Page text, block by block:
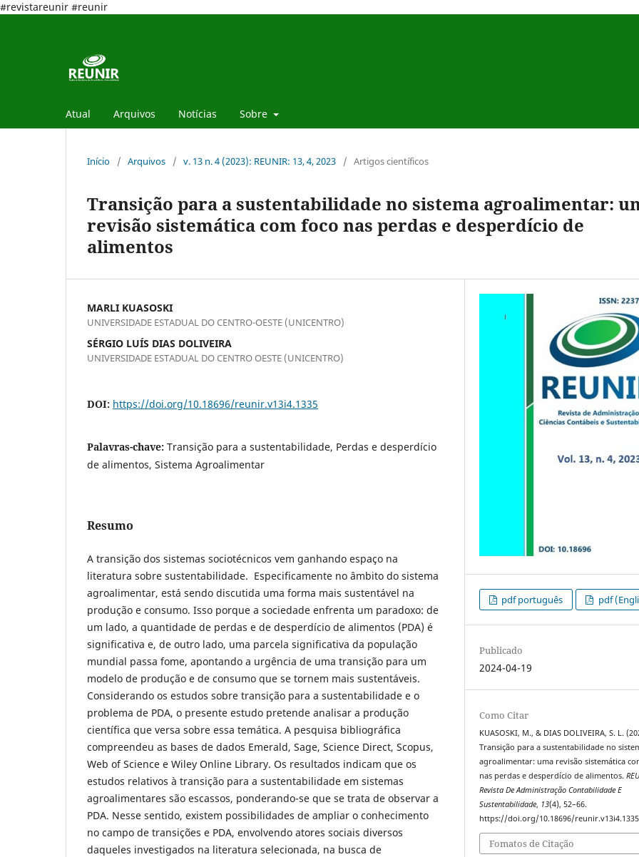
#revistareunir #reunir
Atual Arquivos Notícias Sobre
Início / Arquivos / v. 13 n. 4 (2023): REUNIR: 13, 4, 2023 / Artigos científicos
Transição para a sustentabilidade no sistema agroalimentar:
revisão sistemática com foco nas perdas e desperdício de
alimentos
MARLI KUASOSKI
UNIVERSIDADE ESTADUAL DO CENTRO-OESTE (UNICENTRO)
SÉRGIO LUÍS DIAS DOLIVEIRA
UNIVERSIDADE ESTADUAL DO CENTRO OESTE (UNICENTRO)
DOI: https://doi.org/10.18696/reunir.v13i4.1335
Palavras-chave: Transição para a sustentabilidade, Perdas e desperdício
de alimentos, Sistema Agroalimentar
Resumo
A transição dos sistemas sociotécnicos vem ganhando espaço na
literatura sobre sustentabilidade. Especificamente no âmbito do sistema
agroalimentar, está sendo discutida uma forma mais sustentável na
produção e consumo. Isso porque a sociedade enfrenta um paradoxo: de
um lado, a quantidade de perdas e de desperdício de alimentos (PDA) é
significativa e, de outro lado, uma parcela significativa da população
mundial passa fome, apontando a urgência de uma transição para um
modelo de produção e de consumo que se tornem mais sustentáveis.
Considerando os estudos sobre transição para a sustentabilidade e o
problema de PDA, o presente estudo pretende analisar a produção
científica que versa sobre essa temática. A pesquisa bibliográfica
compreendeu as bases de dados Emerald, Sage, Science Direct, Scopus,
Web of Science e Wiley Online Library. Os resultados indicam que os
estudos relativos à transição para a sustentabilidade em sistemas
agroalimentares são escassos, ponderando-se que se trata de observar a
PDA. Nesse sentido, existem possibilidades de ampliar o conhecimento
no campo de transições e PDA, envolvendo atores sociais diversos
daqueles investigados na literatura selecionada, na busca de
pdf português pdf
Publicado
2024-04-19
Como Citar
KUASOSKI, M., & DIAS DOLIVEIRA, S. L.
Transição para a sustentabilidade no
agroalimentar: uma revisão sistemática
nas perdas e desperdício de alimentos.
Revista De Administração Contabilidade E
Sustentabilidade, 13(4), 52–66.
https://doi.org/10.18696/reunir.v13i4.1335
Fomatos de Citação